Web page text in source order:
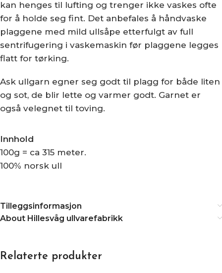
kan henges til lufting og trenger ikke vaskes ofte
for å holde seg fint. Det anbefales å håndvaske
plaggene med mild ullsåpe etterfulgt av full
sentrifugering i vaskemaskin før plaggene legges
flatt for tørking.
Ask ullgarn egner seg godt til plagg for både liten
og sot, de blir lette og varmer godt. Garnet er
også velegnet til toving.
Innhold
100g = ca 315 meter.
100% norsk ull
Tilleggsinformasjon
About Hillesvåg ullvarefabrikk
Relaterte produkter